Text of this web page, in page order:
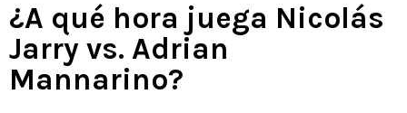
¿A qué hora juega Nicolás
Jarry vs. Adrian
Mannarino?